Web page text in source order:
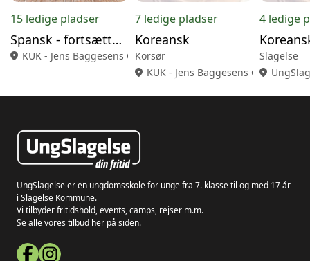
15 ledige pladser
Spansk - fortsætter/let øvet
location_on KUK - Jens Baggesens Gade 10, 4220 Korsør
7 ledige pladser
Koreansk
Korsør
location_on KUK - Jens Baggesens Gade 10,
4 ledige
Slagelse
location_on
UngSlagelse er en ungdomsskole for unge fra 7. klasse til og med 17 år
i Slagelse Kommune.
Vi tilbyder fritidshold, events, camps, rejser m.m.
Se alle vores tilbud her på siden.